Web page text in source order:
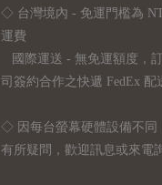
◇ 台灣境內 - 免運門檻為
運費
國際運送 - 無免運額度，
司簽約合作之快遞 FedEx 配
◇ 因每台螢幕硬體設備不
有所疑問，歡迎訊息或來電